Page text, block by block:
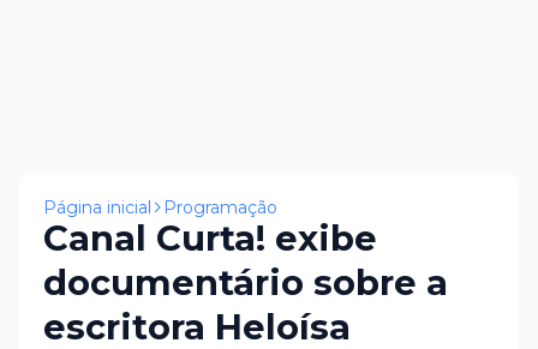
Página inicial Programação
Canal Curta! exibe
documentário sobre a
escritora Heloísa